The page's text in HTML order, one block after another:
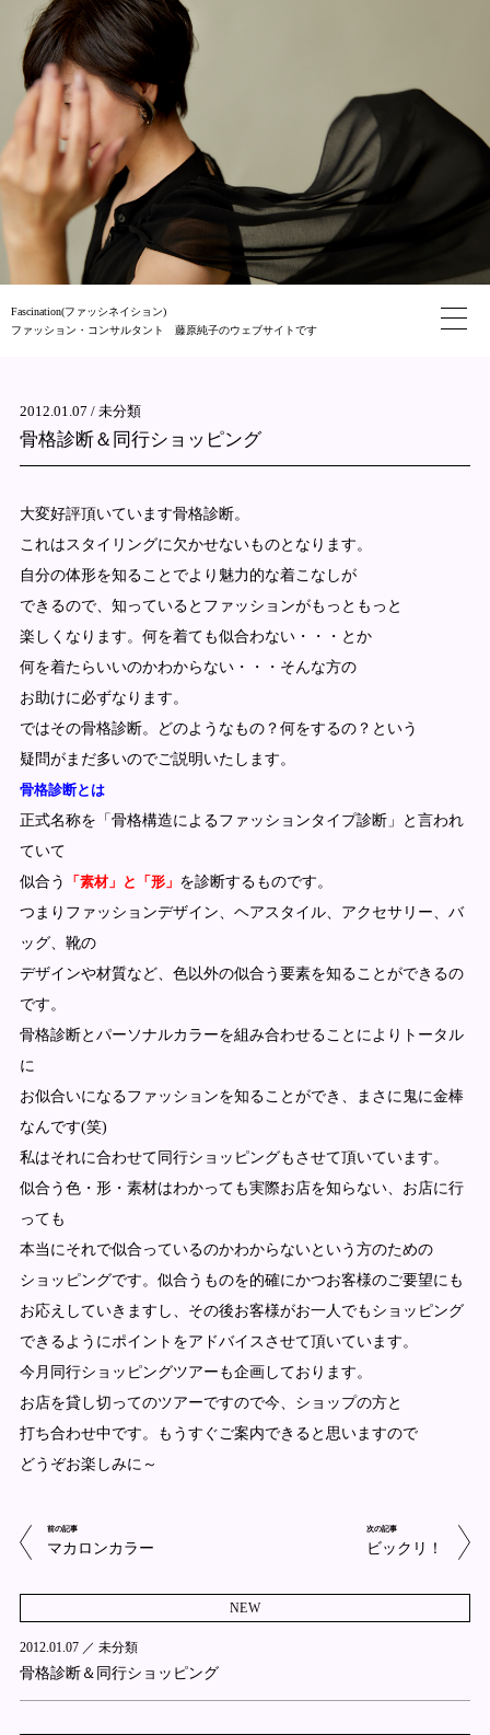
Fascination(ファッシネイション)
ファッション・コンサルタント 藤原純子のウェブサイトです
2012.01.07 / 未分類
骨格診断＆同行ショッピング
大変好評頂いています骨格診断。
これはスタイリングに欠かせないものとなります。
自分の体形を知ることでより魅力的な着こなしが
できるので、知っているとファッションがもっともっと
楽しくなります。何を着ても似合わない・・・とか
何を着たらいいのかわからない・・・そんな方の
お助けに必ずなります。
ではその骨格診断。どのようなもの？何をするの？という
疑問がまだ多いのでご説明いたします。
骨格診断とは
正式名称を「骨格構造によるファッションタイプ診断」と言われ
ていて
似合う
「素材」と「形」 を診断するものです。
つまりファッションデザイン、ヘアスタイル、アクセサリー、バ
ッグ、靴の
デザインや材質など、色以外の似合う要素を知ることができるの
です。
骨格診断とパーソナルカラーを組み合わせることによりトータル
に
お似合いになるファッションを知ることができ、まさに鬼に金棒
なんです(笑)
私はそれに合わせて同行ショッピングもさせて頂いています。
似合う色・形・素材はわかっても実際お店を知らない、お店に行
っても
本当にそれで似合っているのかわからないという方のための
ショッピングです。似合うものを的確にかつお客様のご要望にも
お応えしていきますし、その後お客様がお一人でもショッピング
できるようにポイントをアドバイスさせて頂いています。
今月同行ショッピングツアーも企画しております。
お店を貸し切ってのツアーですので今、ショップの方と
打ち合わせ中です。もうすぐご案内できると思いますので
どうぞお楽しみに～
前の記事
マカロンカラー
次の記事
ビックリ！
NEW
2012.01.07 ／ 未分類
骨格診断＆同行ショッピング